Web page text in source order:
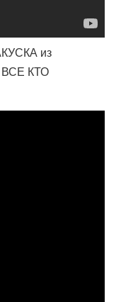
из
КТО